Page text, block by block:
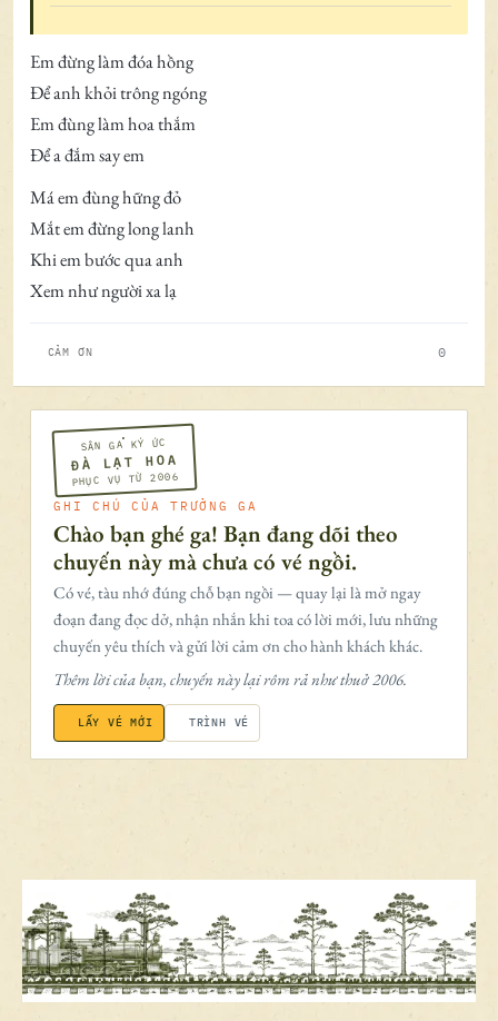
Em đừng làm đóa hồng
Để anh khỏi trông ngóng
Em đùng làm hoa thắm
Để a đắm say em
Má em đùng hững đỏ
Mắt em đừng long lanh
Khi em bước qua anh
Xem như người xa lạ
CẢM ƠN 0
SÂN GA KÝ ỨC
ĐÀ LẠT HOA
PHỤC VỤ TỪ 2006
GHI CHÚ CỦA TRƯỞNG GA
Chào bạn ghé ga! Bạn đang dõi theo
chuyến này mà chưa có vé ngồi.
Có vé, tàu nhớ đúng chỗ bạn ngồi — quay lại là mở ngay
đoạn đang đọc dở, nhận nhắn khi toa có lời mới, lưu những
chuyến yêu thích và gửi lời cảm ơn cho hành khách khác.
Thêm lời của bạn, chuyến này lại rôm rả như thuở 2006.
LẤY VÉ MỚI TRÌNH VÉ